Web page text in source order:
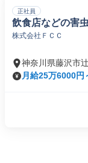
正社員
飲食店などの害
株式会社ＦＣＣ
神奈川県藤沢市
月給25万6000円